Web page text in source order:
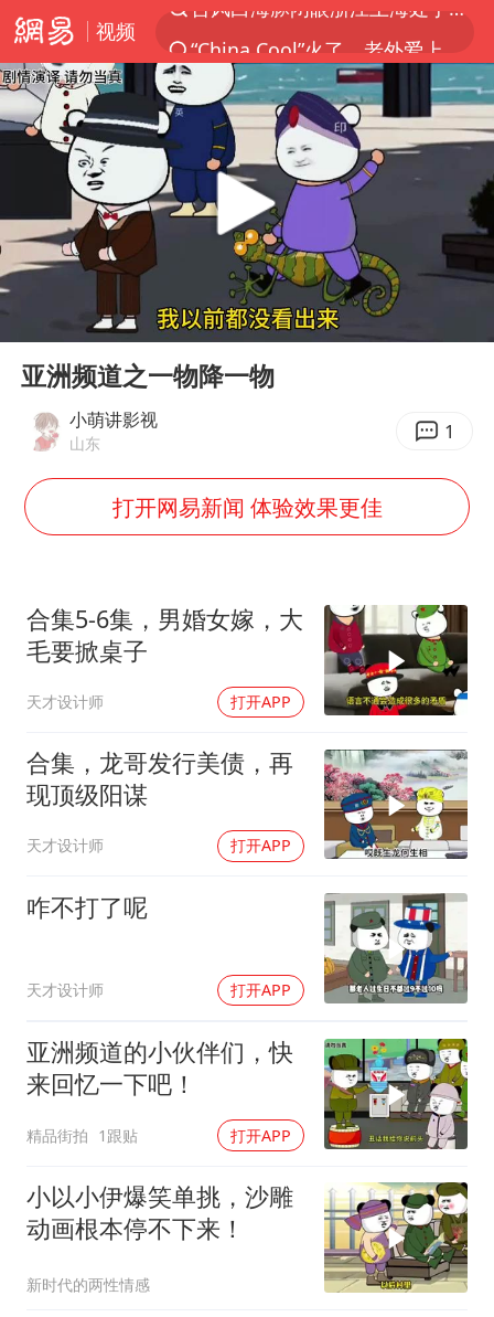
视频
香港宏福苑火灾或由烟头引起
浙江台州《告全体市民书》
多所高校取消艺考
云南一地村民过火把节意外灼伤16人
张本智和：零封向鹏不意外
22岁女生独闯南太行失联12天
上半年国内居民出游人次34.63亿
浙江最强风雨时段已锁定
万岁山接盘烂尾恒大文旅城
刘伟任延安市委常委、市纪委书记
多所幼师院校开设养老专业
习近平心系体育强国建设
Play
亚洲频道之一物降一物
小萌讲影视
山东 1
打开网易新闻 体验效果更佳
合集5-6集，男婚女嫁，大
毛要掀桌子
天才设计师 打开APP
合集，龙哥发行美债，再
现顶级阳谋
天才设计师 打开APP
咋不打了呢
天才设计师 打开APP
亚洲频道的小伙伴们，快
来回忆一下吧！
精品街拍 1跟贴 打开APP
小以小伊爆笑单挑，沙雕
动画根本停不下来！
新时代的两性情感